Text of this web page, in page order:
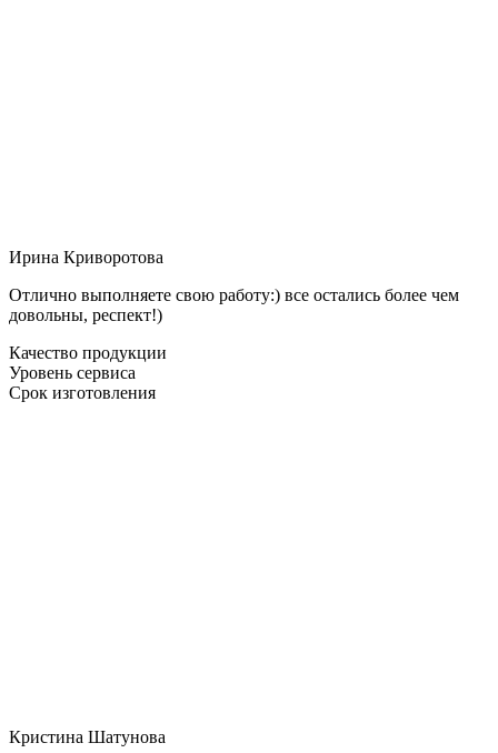
Ирина Криворотова
Отлично выполняете свою работу:) все остались более чем
довольны, респект!)
Качество продукции
Уровень сервиса
Срок изготовления
Кристина Шатунова